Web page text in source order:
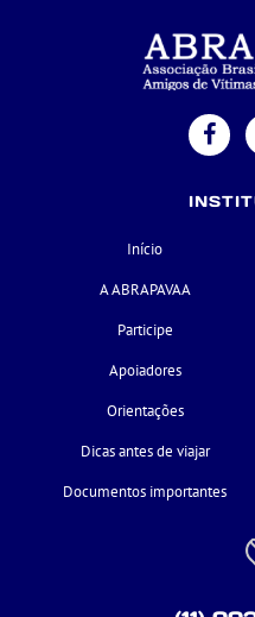
Início
A ABRAPAVAA
Participe
Apoiadores
Orientações
Dicas antes de viajar
Documentos importantes